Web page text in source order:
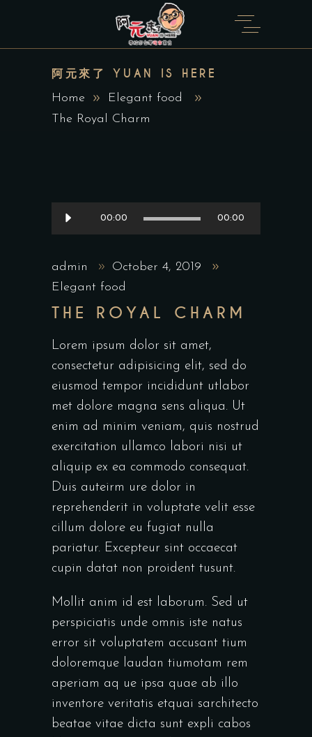
阿元來了 YUAN IS HERE
Home
Elegant food
The Royal Charm
Audio
Player
00:00 00:00
admin
October 4, 2019
Elegant food
THE ROYAL CHARM
Lorem ipsum dolor sit amet,
consectetur adipisicing elit, sed do
eiusmod tempor incididunt utlabor
met dolore magna sens aliqua. Ut
enim ad minim veniam, quis nostrud
exercitation ullamco labori nisi ut
aliquip ex ea commodo consequat.
Duis auteirm ure dolor in
reprehenderit in voluptate velit esse
cillum dolore eu fugiat nulla
pariatur. Excepteur sint occaecat
cupin datat non proident tusunt.
Mollit anim id est laborum. Sed ut
perspiciatis unde omnis iste natus
error sit voluptatem accusant tium
doloremque laudan tiumotam rem
aperiam aq ue ipsa quae ab illo
inventore veritatis etquai sarchitecto
beatae vitae dicta sunt expli cabos